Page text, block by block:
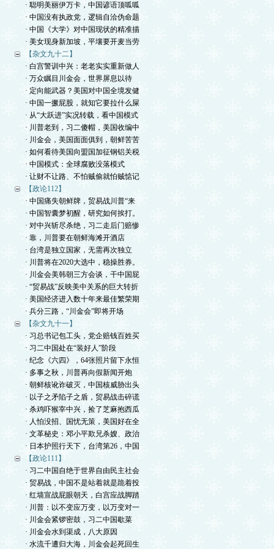
· 聪明美丽伊万卡，中国谚语顶呱呱
· 中国没有执政党，逻辑自洽伪命题
· 中国《大学》对中国现状的精准描
· 美女现身新加坡，平壤要开麦当劳
【杂文九十二】
· 白宫警训中兴：老老实实重新做人
· 万众瞩目川金会，世界屏息以待
· 定向能武器？美国对中国全境发健
· 中国一撅屁股，就知它要拉什么屎
· 从“大跃进”实况转载，看中国模式
· 川普老到，习二傻帽，美国收编中
· 川金会，美国面面俱到，朝鲜苦苦
· 如何看待美国向盟国加征钢铝关税
· 中国模式：全球腐败没落模式
· 让财不让路、不怕贼偷就怕贼惦记
【政论112】
· 中国痛失朝鲜牌，贸易战川普“来
· 中国智囊梦初醒，研究如何挨打。
· 对中兴斩尽杀绝，习二走后门赔惨
· 靠，川普要在朝鲜海滩开酒店
· 台湾是独立国家，无需再次独立
· 川普将在2020大选中，稳操胜券。
· 川金会美韩朝三方会谈，干中国屁
· “贸易战”反映美中关系的巨大转折
· 美国经济进入数十年来最佳繁荣期
· 兵分三路，“川金会”即将开场
【杂文九十一】
· 习总书记包工头，党企赔钱百姓买
· 习二中国处在“装好人”阶段
· 纪念《六四》，64张照片留下永恒
· 多事之秋，川普再向假新闻开炮
· 朝鲜核讹诈破灭，中国核威胁出头
· 以子之矛陷子之盾，贸易战击碎谎
· 杀鸡吓猴宰中兴，捡了芝麻抱西瓜
· 人怕没招、国忧无策，美国好在全
· 文革秘史：邓小平欺兄杀嫂、政治
· 日本护照行天下，台湾第26，中国
【政论111】
· 习二中国自绝于世界自由民主社会
· 贸易战，中国不是站着就是跪着投
· 红墙宣战屁眼朝天，白宫应战脚踏
· 川普：以不变应万变，以万变对一
· 川金会紧锣密鼓，习二中国歇菜
· 川金会水到渠成，八大原因
· 水流千遭归大海，川金会起死回生